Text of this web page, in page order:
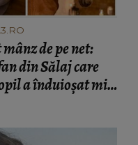
de pe net:
din Sălaj care
a înduioșat mii